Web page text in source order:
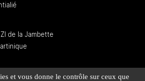
de la Jambette
et vous donne le contrôle sur ceux que